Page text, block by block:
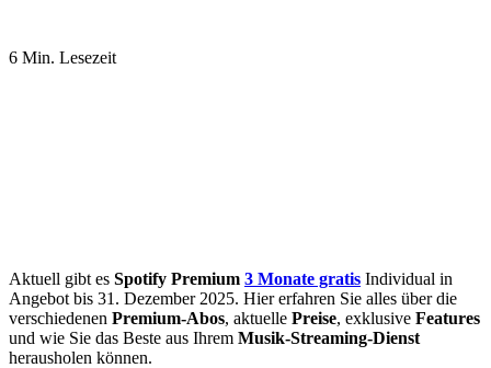
6 Min. Lesezeit
Aktuell gibt es Spotify Premium 3 Monate gratis Individual in
Angebot bis 31. Dezember 2025. Hier erfahren Sie alles über die
verschiedenen Premium-Abos, aktuelle Preise, exklusive Features
und wie Sie das Beste aus Ihrem Musik-Streaming-Dienst
herausholen können.